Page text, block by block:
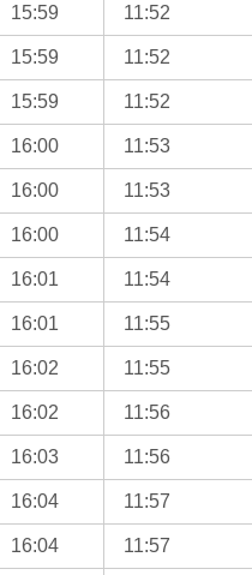
15:59 11:52
15:59 11:52
15:59 11:52
16:00 11:53
16:00 11:53
16:00 11:54
16:01 11:54
16:01 11:55
16:02 11:55
16:02 11:56
16:03 11:56
16:04 11:57
16:04 11:57